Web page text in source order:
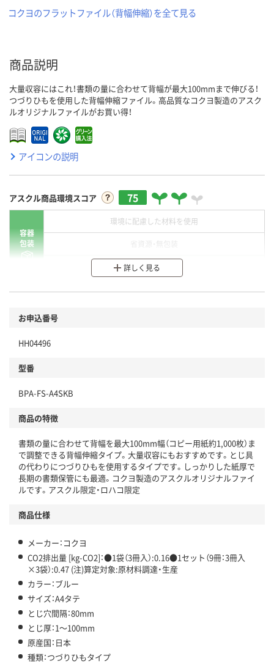
コクヨのフラットファイル（背幅伸縮）を全て見る
商品説明
大量収容にはこれ！書類の量に合わせて背幅が最大100mmまで伸びる！
つづりひもを使用した背幅伸縮ファイル。高品質なコクヨ製造のアスク
ルオリジナルファイルがお買い得！
アイコンの説明
アスクル商品環境スコア 75
容器
包装
環境に配慮した材料を使用
分別・リサイクルしやすい設計
商品
本体
仕組
この商品の環境配慮ポイントです。下記商品詳細「
アスクル商品環境スコア詳細／加点項目
」で確認できます。
詳しく見る
お申込番号
HH04496
型番
BPA-FS-A4SKB
商品の特徴
書類の量に合わせて背幅を最大100mm幅（コピー用紙約1,000枚）ま
で調整できる背幅伸縮タイプ。大量収容にもおすすめです。とじ具
の代わりにつづりひもを使用するタイプです。しっかりした紙厚で
長期の書類保管にも最適。コクヨ製造のアスクルオリジナルファイ
ルです。アスクル限定・ロハコ限定
商品仕様
メーカー：コクヨ
CO2排出量 [kg-CO2]：●1袋（3冊入）:0.16●1セット（9冊：3冊入
×3袋）:0.47 (注)算定対象:原材料調達・生産
カラー：ブルー
サイズ：A4タテ
とじ穴間隔：80mm
とじ厚：1～100mm
原産国：日本
種類：つづりひもタイプ